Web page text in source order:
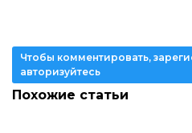
Чтобы комментировать,
авторизуйтесь
Похожие статьи